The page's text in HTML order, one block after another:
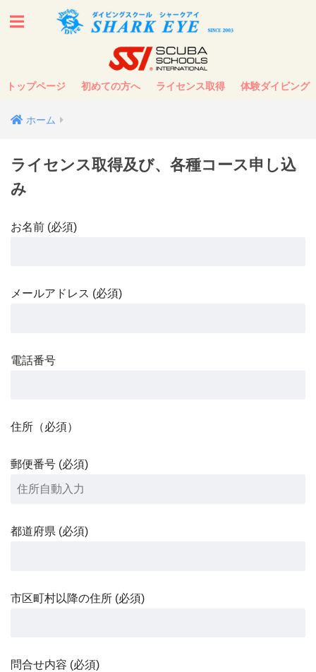
トップページ 初めての方へ ライセンス取得 体験ダイビング
ホーム
ライセンス取得及び、各種コース申し込
み
お名前 (必須)
メールアドレス (必須)
電話番号
住所（必須）
郵便番号 (必須)
都道府県 (必須)
市区町村以降の住所 (必須)
問合せ内容 (必須)